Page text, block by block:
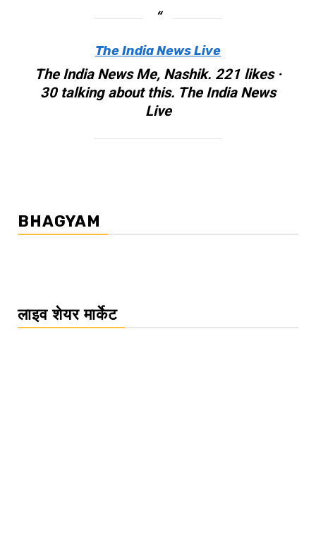
The India News Live
The India News Me, Nashik. 221 likes ·
30 talking about this. The India News
Live
BHAGYAM
लाइव शेयर मार्केट